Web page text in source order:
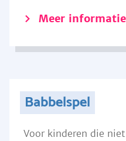
Meer informatie
Babbelspel
Voor kinderen die